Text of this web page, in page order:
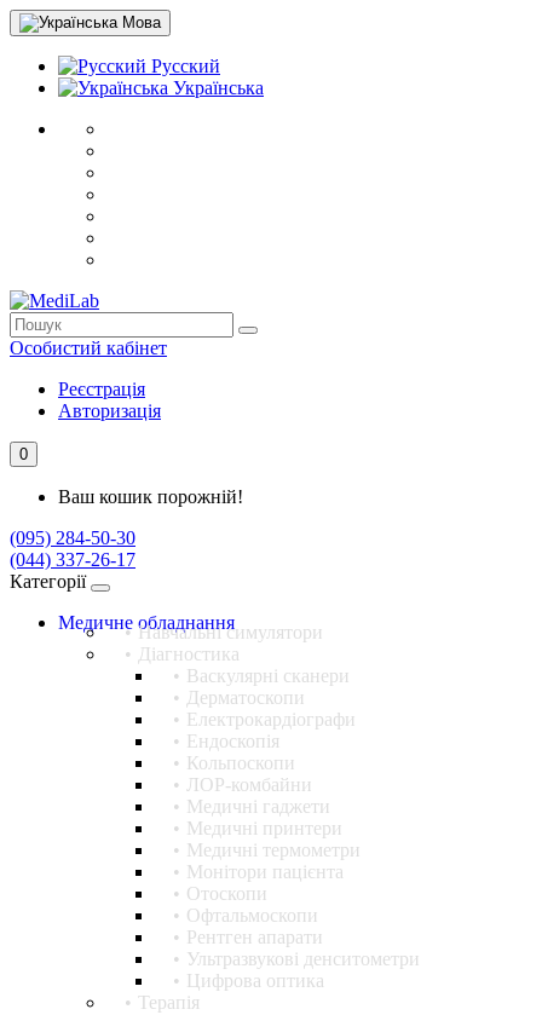
Мова
Русский
Українська
Особистий кабінет
Реєстрація
Авторизація
0
Ваш кошик порожній!
(095) 284-50-30
(044) 337-26-17
Категорії
Медичне обладнання
Навчальні симулятори
Діагностика
Васкулярні сканери
Дерматоскопи
Електрокардіографи
Ендоскопія
Кольпоскопи
ЛОР-комбайни
Медичні гаджети
Медичні принтери
Медичні термометри
Монітори пацієнта
Отоскопи
Офтальмоскопи
Рентген апарати
Ультразвукові денситометри
Цифрова оптика
Терапія